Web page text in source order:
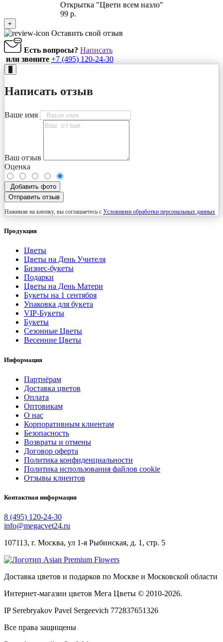
Открытка "Цвети всем назло"
99 р.
+
Оставить свой отзыв
Есть вопросы? Написать
или звоните +7 (495) 120-24-30
+
Написать отзыв
Ваше имя
Ваш отзыв
Оценка
Добавить фото
Отправить отзыв
Нажимая на кнопку, вы соглашаетесь с Условиями обработки персональных данных
Продукция
Цветы
Цветы на День Учителя
Бизнес-букеты
Подарки
Цветы на День Матери
Букеты на 1 сентября
Упаковка для букета
VIP-Букеты
Букеты
Сезонные Цветы
Весенние Цветы
Информация
Партнёрам
Доставка цветов
Оплата
Оптовикам
О нас
Корпоративным клиентам
Безопасность
Возвраты и отмены
Договор оферта
Политика конфиденциальности
Политика использования файлов cookie
Отзывы клиентов
Контактная информация
8 (495) 120-24-30
info@megacvet24.ru
107113, г. Москва, ул 1-я Рыбинская, д. 1, стр. 5
Доставка цветов и подарков по Москве и Московской области
Интернет-магазин цветов Мега Цветы © 2010-2026.
IP Serebryakov Pavel Sergeevich 772837651326
Все права защищены